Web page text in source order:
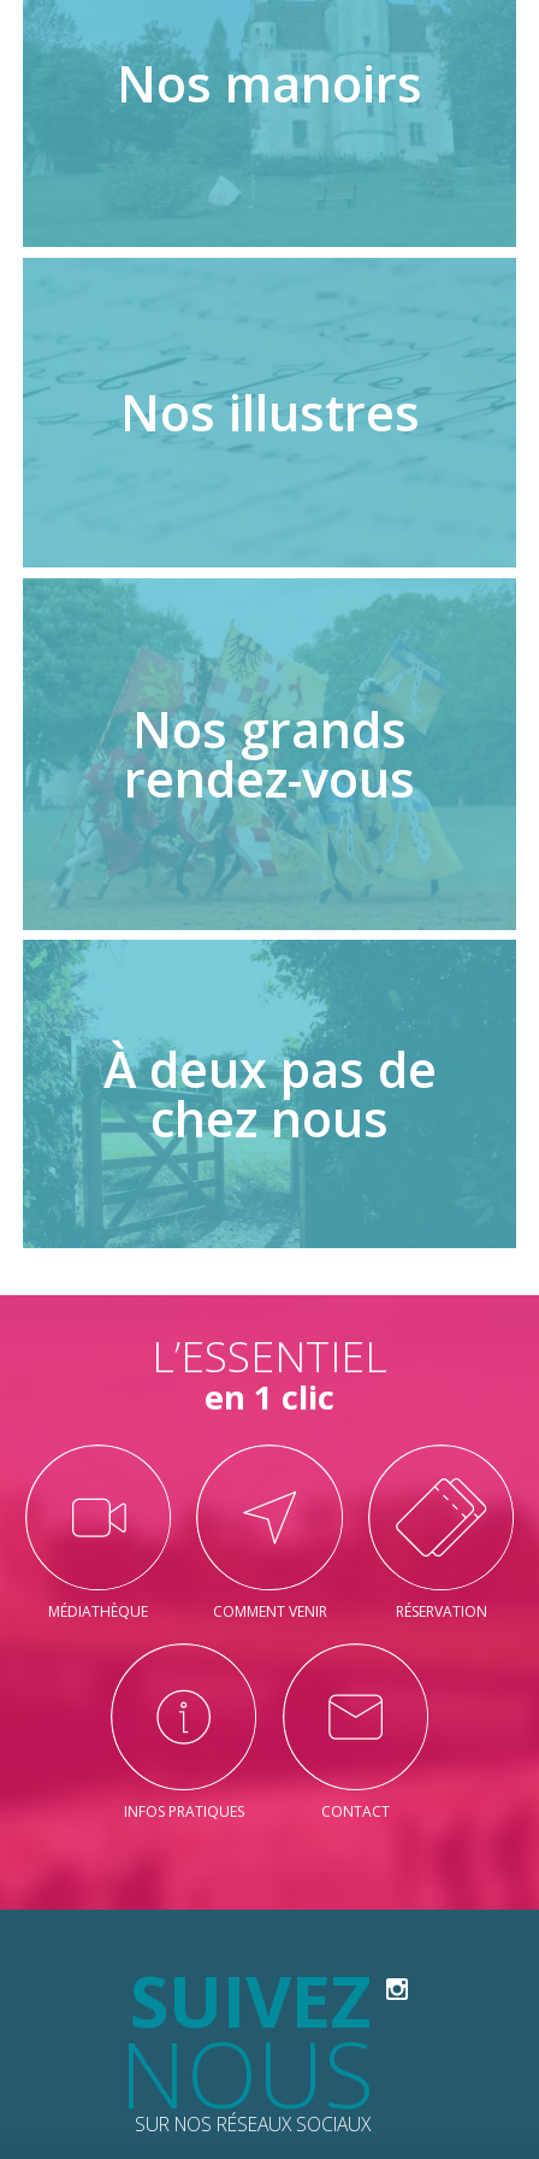
Nos manoirs
Nos illustres
Nos grands
rendez-vous
À deux pas de
chez nous
L’ESSENTIEL
en 1 clic
MÉDIATHÈQUE COMMENT VENIR RÉSERVATION
INFOS PRATIQUES CONTACT
SUIVEZ
NOUS
SUR NOS RÉSEAUX SOCIAUX